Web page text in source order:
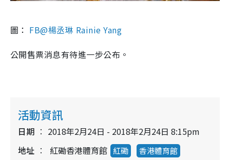
圖： FB@楊丞琳 Rainie Yang
公開售票消息有待進一步公布。
活動資訊
日期
2018年2月24日 - 2018年2月24日 8:15pm
地址
紅磡香港體育館 紅磡 香港體育館